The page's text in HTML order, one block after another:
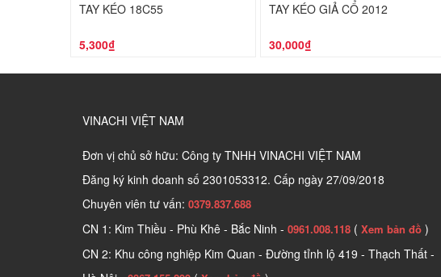
TAY KÉO 18C55
5,300₫
TAY KÉO GIẢ CỔ 2012
30,000₫
VINACHI VIỆT NAM
Đơn vị chủ sở hữu: Công ty TNHH VINACHI VIỆT NAM
Đăng ký kinh doanh số 2301053312. Cấp ngày 27/09/2018
Chuyên viên tư vấn: 0379.837.688
CN 1: Kim Thiều - Phù Khê - Bắc Ninh - 0961.008.118 ( Xem bản đồ )
CN 2: Khu công nghiệp Kim Quan - Đường tỉnh lộ 419 - Thạch Thất -